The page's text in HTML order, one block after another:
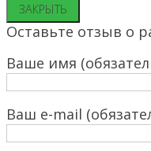
ЗАКРЫТЬ
Оставьте отзыв о
Ваше имя
Ваш e-mail